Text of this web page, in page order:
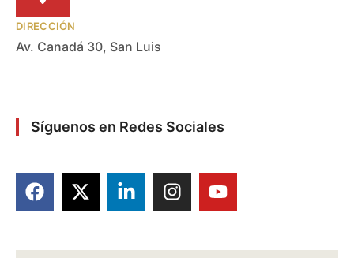
DIRECCIÓN
Av. Canadá 30, San Luis
Síguenos en Redes Sociales